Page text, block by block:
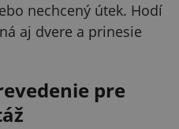
nechcený útek. Hodí
aj dvere a prinesie
pre